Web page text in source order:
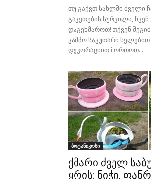
თუ გაქვთ სახლში ძველი
გაკეთების სურვილი,
დაგეხმაროთ! თქვენ
კაშპო საკუთარი
დეკორაციით მორთოთ...
ბოტანიკოსი
ქმარი ძველ
ყრის: ნიჭი,